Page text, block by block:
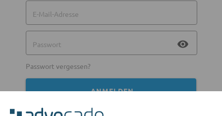
E-Mail-Adresse
Passwort visibility
Passwort vergessen?
ANMELDEN